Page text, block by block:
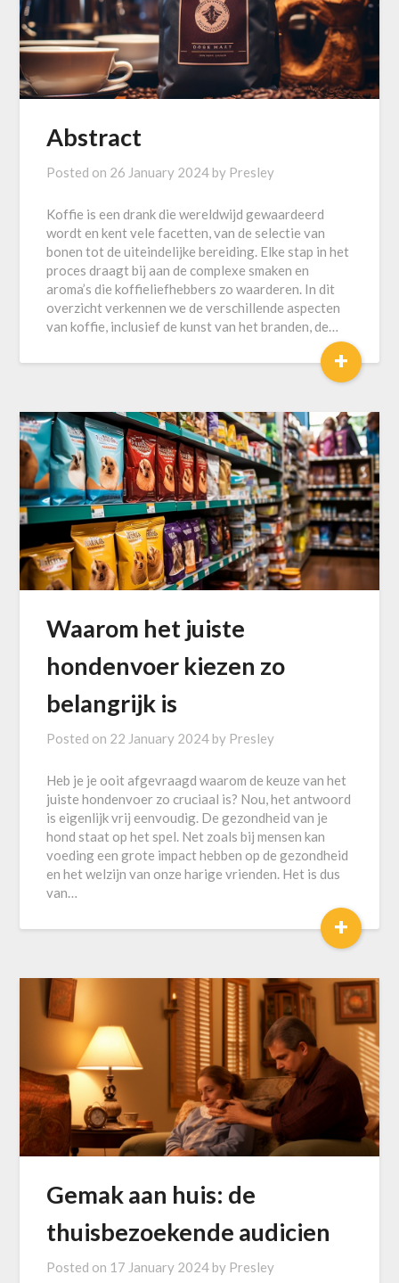
Abstract
Posted on 26 January 2024 by Presley
Koffie is een drank die wereldwijd gewaardeerd
wordt en kent vele facetten, van de selectie van
bonen tot de uiteindelijke bereiding. Elke stap in het
proces draagt bij aan de complexe smaken en
aroma’s die koffieliefhebbers zo waarderen. In dit
overzicht verkennen we de verschillende aspecten
van koffie, inclusief de kunst van het branden, de…
+
Waarom het juiste
hondenvoer kiezen zo
belangrijk is
Posted on 22 January 2024 by Presley
Heb je je ooit afgevraagd waarom de keuze van het
juiste hondenvoer zo cruciaal is? Nou, het antwoord
is eigenlijk vrij eenvoudig. De gezondheid van je
hond staat op het spel. Net zoals bij mensen kan
voeding een grote impact hebben op de gezondheid
en het welzijn van onze harige vrienden. Het is dus
van…
+
Gemak aan huis: de
thuisbezoekende audicien
Posted on 17 January 2024 by Presley